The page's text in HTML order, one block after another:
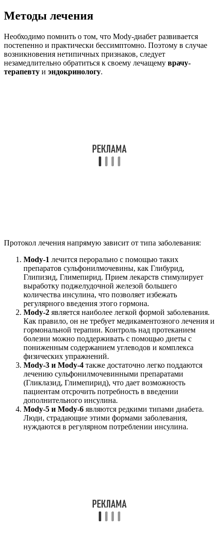
Методы лечения
Необходимо помнить о том, что Mody-диабет развивается
постепенно и практически бессимптомно. Поэтому в случае
возникновения нетипичных признаков, следует
незамедлительно обратиться к своему лечащему врачу-
терапевту и эндокринологу.
Протокол лечения напрямую зависит от типа заболевания:
Mody-1 лечится перорально с помощью таких
препаратов сульфонилмочевины, как Глибурид,
Глипизид, Глимепирид. Прием лекарств стимулирует
выработку поджелудочной железой большего
количества инсулина, что позволяет избежать
регулярного введения этого гормона.
Mody-2 является наиболее легкой формой заболевания.
Как правило, он не требует медикаментозного лечения и
гормональной терапии. Контроль над протеканием
болезни можно поддерживать с помощью диеты с
пониженным содержанием углеводов и комплекса
физических упражнений.
Mody-3 и Mody-4 также достаточно легко поддаются
лечению сульфонилмочевинными препаратами
(Гликлазид, Глимепирид), что дает возможность
пациентам отсрочить потребность в введении
дополнительного инсулина.
Mody-5 и Mody-6 являются редкими типами диабета.
Люди, страдающие этими формами заболевания,
нуждаются в регулярном потреблении инсулина.